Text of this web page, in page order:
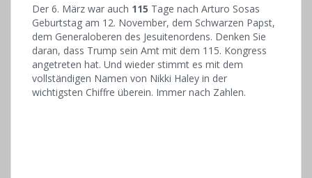
Der 6. März war auch 115 Tage nach Arturo Sosas
Geburtstag am 12. November, dem Schwarzen Papst,
dem Generaloberen des Jesuitenordens. Denken Sie
daran, dass Trump sein Amt mit dem 115. Kongress
angetreten hat. Und wieder stimmt es mit dem
vollständigen Namen von Nikki Haley in der
wichtigsten Chiffre überein. Immer nach Zahlen.